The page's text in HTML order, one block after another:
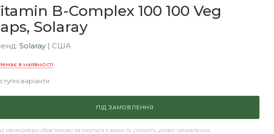
B-Complex 100 100 Veg
Solaray
Solaray | США
в наявності
варіанти
ПІД ЗАМОВЛЕННЯ
менеджери обов'язково зв'яжуться з вами та уточнять умови замовлення